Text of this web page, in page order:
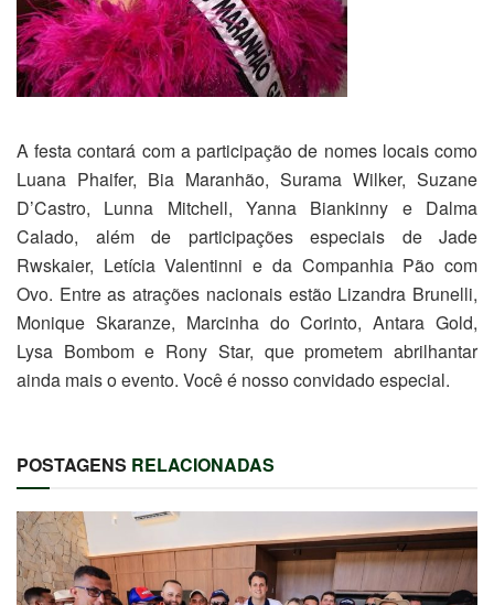
A festa contará com a participação de nomes locais como
Luana Phaifer, Bia Maranhão, Surama Wilker, Suzane
D’Castro, Lunna Mitchell, Yanna Biankinny e Dalma
Calado, além de participações especiais de Jade
Rwskaier, Letícia Valentinni e da Companhia Pão com
Ovo. Entre as atrações nacionais estão Lizandra Brunelli,
Monique Skaranze, Marcinha do Corinto, Antara Gold,
Lysa Bombom e Rony Star, que prometem abrilhantar
ainda mais o evento. Você é nosso convidado especial.
POSTAGENS RELACIONADAS